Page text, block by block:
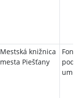
Mestská knižnica
mesta Piešťany
Fond